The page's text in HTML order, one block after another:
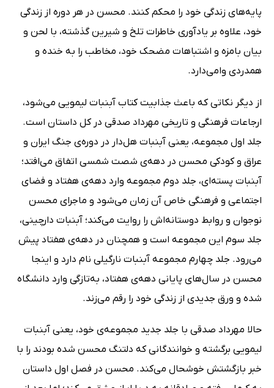
پایه‌های زندگی خود را محکم کنند. محسن در هر دوره از زندگی
خود، علاوه بر یادآوری خاطرات تلخ و شیرین گذشته، با لحن و
بیان بامزه و اشتباهات مضحک خود، مخاطب را به خنده و
همدردی وامی‌دارد.
از دیگر نکاتی که باعث جذابیت کتاب آبنبات لیمویی می‌شود،
ارجاعات فرهنگی و تاریخی مهرداد صدقی در کل داستان است.
جلد اول مجموعه، یعنی آبنبات هل‌دار در دوره‌ی جنگ ایران و
عراق و کودکی محسن در دهه‌ی شصت شمسی اتفاق می‌افتد؛
آبنبات پسته‌ای، جلد دوم مجموعه وارد دهه‌ی هفتاد و فضای
اجتماعی و فرهنگی خاص آن زمان می‌شود و ماجرای محسن
نوجوان و روابط دوستانه‌اش را روایت می‌کند؛ آبنبات دارچینی،
جلد سوم این مجموعه است و همچنان در دهه‌ی هفتاد پیش
می‌رود. جلد چهارم مجموعه آبنبات نارگیلی نام دارد و اینجا
محسن در سال‌های پایانی دهه‌ی هفتاد، به‌تازگی وارد دانشگاه
شده و ورق جدیدی از زندگی خود را رقم می‌زند.
حالا مهرداد صدقی با جلد جدید مجموعه‌ی خود، یعنی آبنبات
لیمویی برگشته و خوانندگانی که دلتنگ محسن شده بودند را با
خبر بازگشتش خوشحال می‌کند. محسن در فصل اول داستان